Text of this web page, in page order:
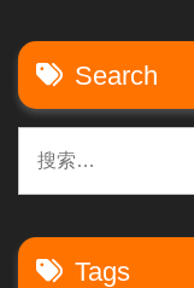
Search
索：
Tags